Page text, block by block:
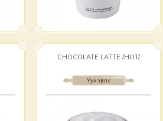
Уух зүйлс
CHOCOLATE LATTE /HOT/